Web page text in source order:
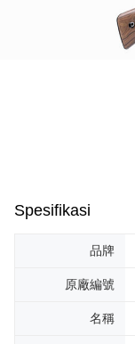
Spesifikasi
品牌
原廠編號
名稱